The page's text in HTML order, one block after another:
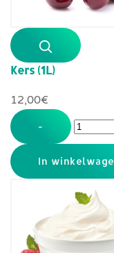
Kers (1L)
12,00‎€
-